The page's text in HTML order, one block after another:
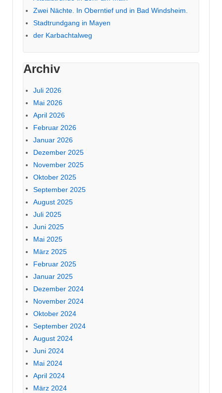
Zwei Nächte. In Oberntief und in Bad Windsheim.
Stadtrundgang in Mayen
der Karbachtalweg
Archiv
Juli 2026
Mai 2026
April 2026
Februar 2026
Januar 2026
Dezember 2025
November 2025
Oktober 2025
September 2025
August 2025
Juli 2025
Juni 2025
Mai 2025
März 2025
Februar 2025
Januar 2025
Dezember 2024
November 2024
Oktober 2024
September 2024
August 2024
Juni 2024
Mai 2024
April 2024
März 2024